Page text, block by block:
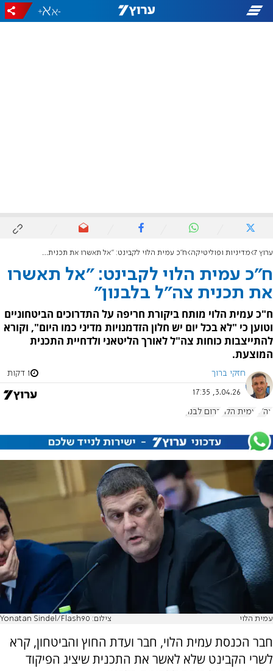
-
+
ערוץ 7 מדיניות ופוליטיקה ח"כ עמית הלוי לקבינט: "אל תאשרו את תכנית צה"ל בלבנון"
ח"כ עמית הלוי לקבינט: "אל תאשרו
את תכנית צה"ל בלבנון"
ח"כ עמית הלוי מותח ביקורת חריפה על התדרוכים הביטחוניים
וטוען כי "לא בכל יום יש חלון הזדמנויות מדיני כמו היום", וקורא
להתייצבות כוחות צה"ל לאורך הליטאני ולדחיית התכנית
המוצעת.
חזקי ברוך 1 דקות
3.04.26, 17:35
צה"ל עמית הלוי דרום לבנון
עמית הלוי צילום: Yonatan Sindel/Flash90
חבר הכנסת עמית הלוי, חבר ועדת החוץ והביטחון, קרא
לשרי הקבינט שלא לאשר את התכנית שיציג הפיקוד